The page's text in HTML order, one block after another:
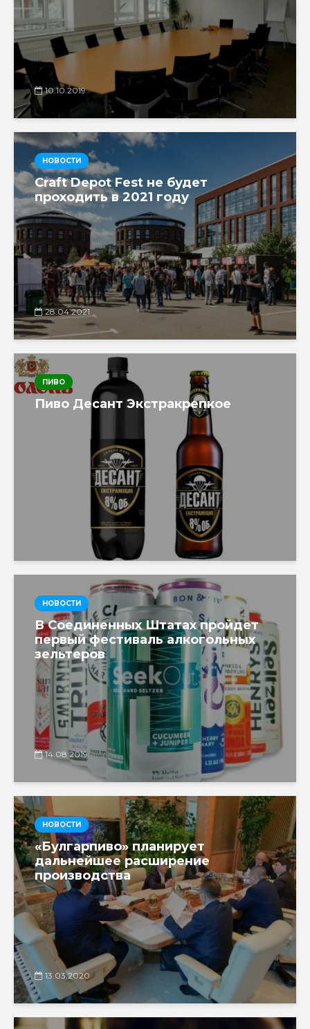
10.10.2019
НОВОСТИ
Craft Depot Fest не будет
проходить в 2021 году
28.04.2021
ПИВО
Пиво Десант Экстракрепкое
НОВОСТИ
В Соединенных Штатах пройдет
первый фестиваль алкогольных
зельтеров
14.08.2019
НОВОСТИ
«Булгарпиво» планирует
дальнейшее расширение
производства
13.03.2020